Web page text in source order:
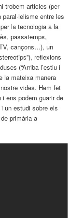
trobem articles (per
entre les
per la tecnologia a la
passatemps,
cançons…), un
reflexions
(“Arriba l’estiu i
la mateixa manera
vides. Hem fet
i ens podem guarir de
un estudi sobre els
primària a